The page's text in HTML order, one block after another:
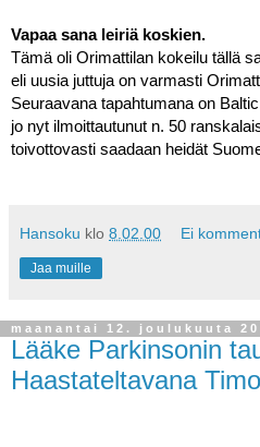
Vapaa sana leiriä koskien.
Tämä oli Orimattilan kokeilu tällä
eli uusia juttuja on varmasti
Seuraavana tapahtumana on
jo nyt ilmoittautunut n. 50
toivottovasti saadaan heidät
Hansoku klo 8.02.00 Ei
Jaa muille
maanantai 12. joulukuuta
Lääke Parkinsonin
Haastateltavana